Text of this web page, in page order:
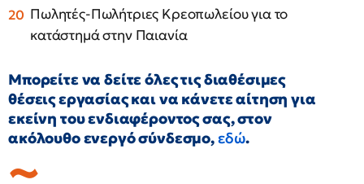
Πωλητές-Πωλήτριες Κρεοπωλείου για το
κατάστημά στην Παιανία
Μπορείτε να δείτε όλες τις διαθέσιμες
θέσεις εργασίας και να κάνετε αίτηση για
εκείνη του ενδιαφέροντος σας, στον
ακόλουθο ενεργό σύνδεσμο,εδώ.